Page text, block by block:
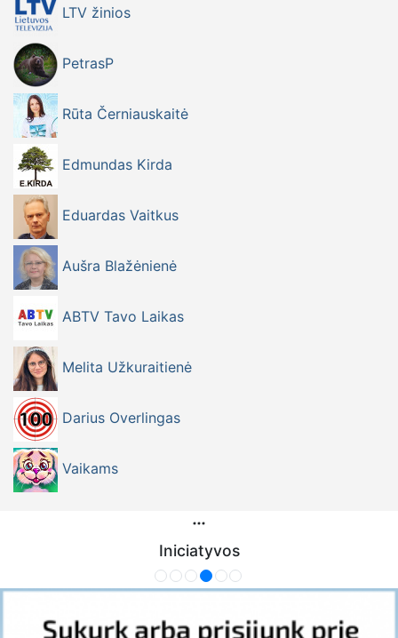
LTV žinios
PetrasP
Rūta Černiauskaitė
Edmundas Kirda
Eduardas Vaitkus
Aušra Blažėnienė
ABTV Tavo Laikas
Melita Užkuraitienė
Darius Overlingas
Vaikams
Iniciatyvos